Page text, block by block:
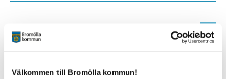
Välkommen till Bromölla kommun!